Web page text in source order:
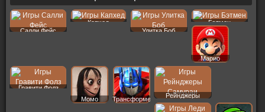
Салли Фейс
Капхед
Улитка Боб
Бэтмен
Марио
Гравити Фолз
Момо
Трансформеры
Рейнджеры